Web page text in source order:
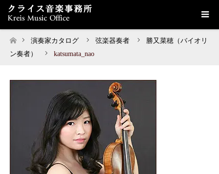
ホーム
演奏家カタログ 弦楽器奏者
勝又菜穂（バイオリ
ン奏者）
katsumata_nao